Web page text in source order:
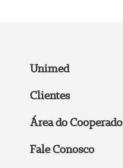
Unimed
Clientes
Área do Cooperado
Fale Conosco